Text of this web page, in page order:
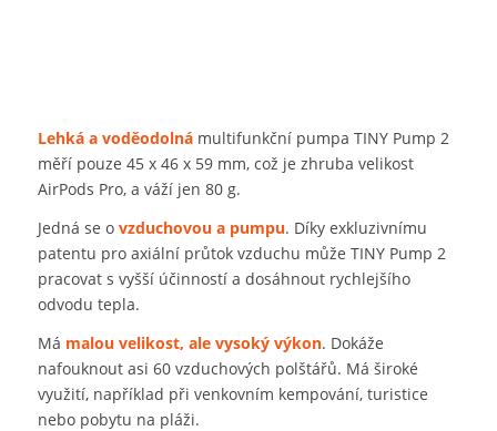
Lehká a voděodolnámultifunkční pumpa TINY Pump 2
měří pouze 45 x 46 x 59 mm, což je zhruba velikost
AirPods Pro, a váží jen 80 g.
Jedná se o vzduchovou a pumpu. Díky exkluzivnímu
patentu pro axiální průtok vzduchu může TINY Pump 2
pracovat s vyšší účinností a dosáhnout rychlejšího
odvodu tepla.
Má malou velikost, ale vysoký výkon. Dokáže
nafouknout asi 60 vzduchových polštářů. Má široké
využití, například při venkovním kempování, turistice
nebo pobytu na pláži.